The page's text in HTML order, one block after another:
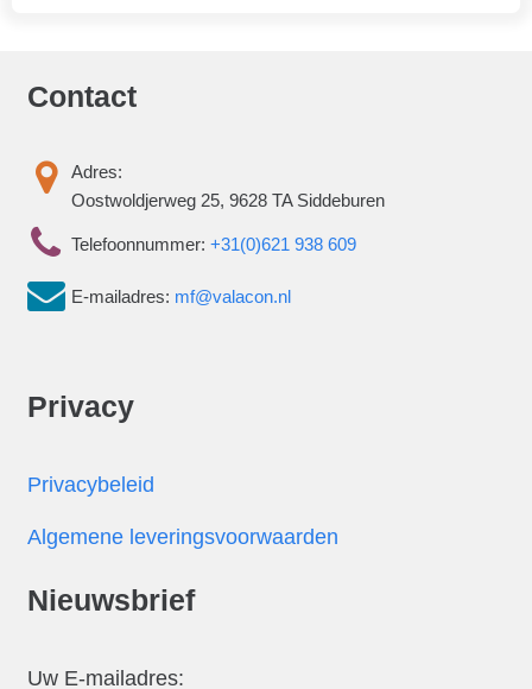
Contact
Adres:
Oostwoldjerweg 25, 9628 TA Siddeburen
Telefoonnummer: +31(0)621 938 609
E-mailadres: mf@valacon.nl
Privacy
Privacybeleid
Algemene leveringsvoorwaarden
Nieuwsbrief
Uw E-mailadres: